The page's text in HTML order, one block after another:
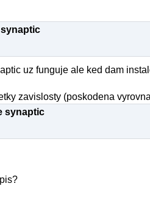
uz funguje ale ked dam
zavislosty (poskodena
synaptic